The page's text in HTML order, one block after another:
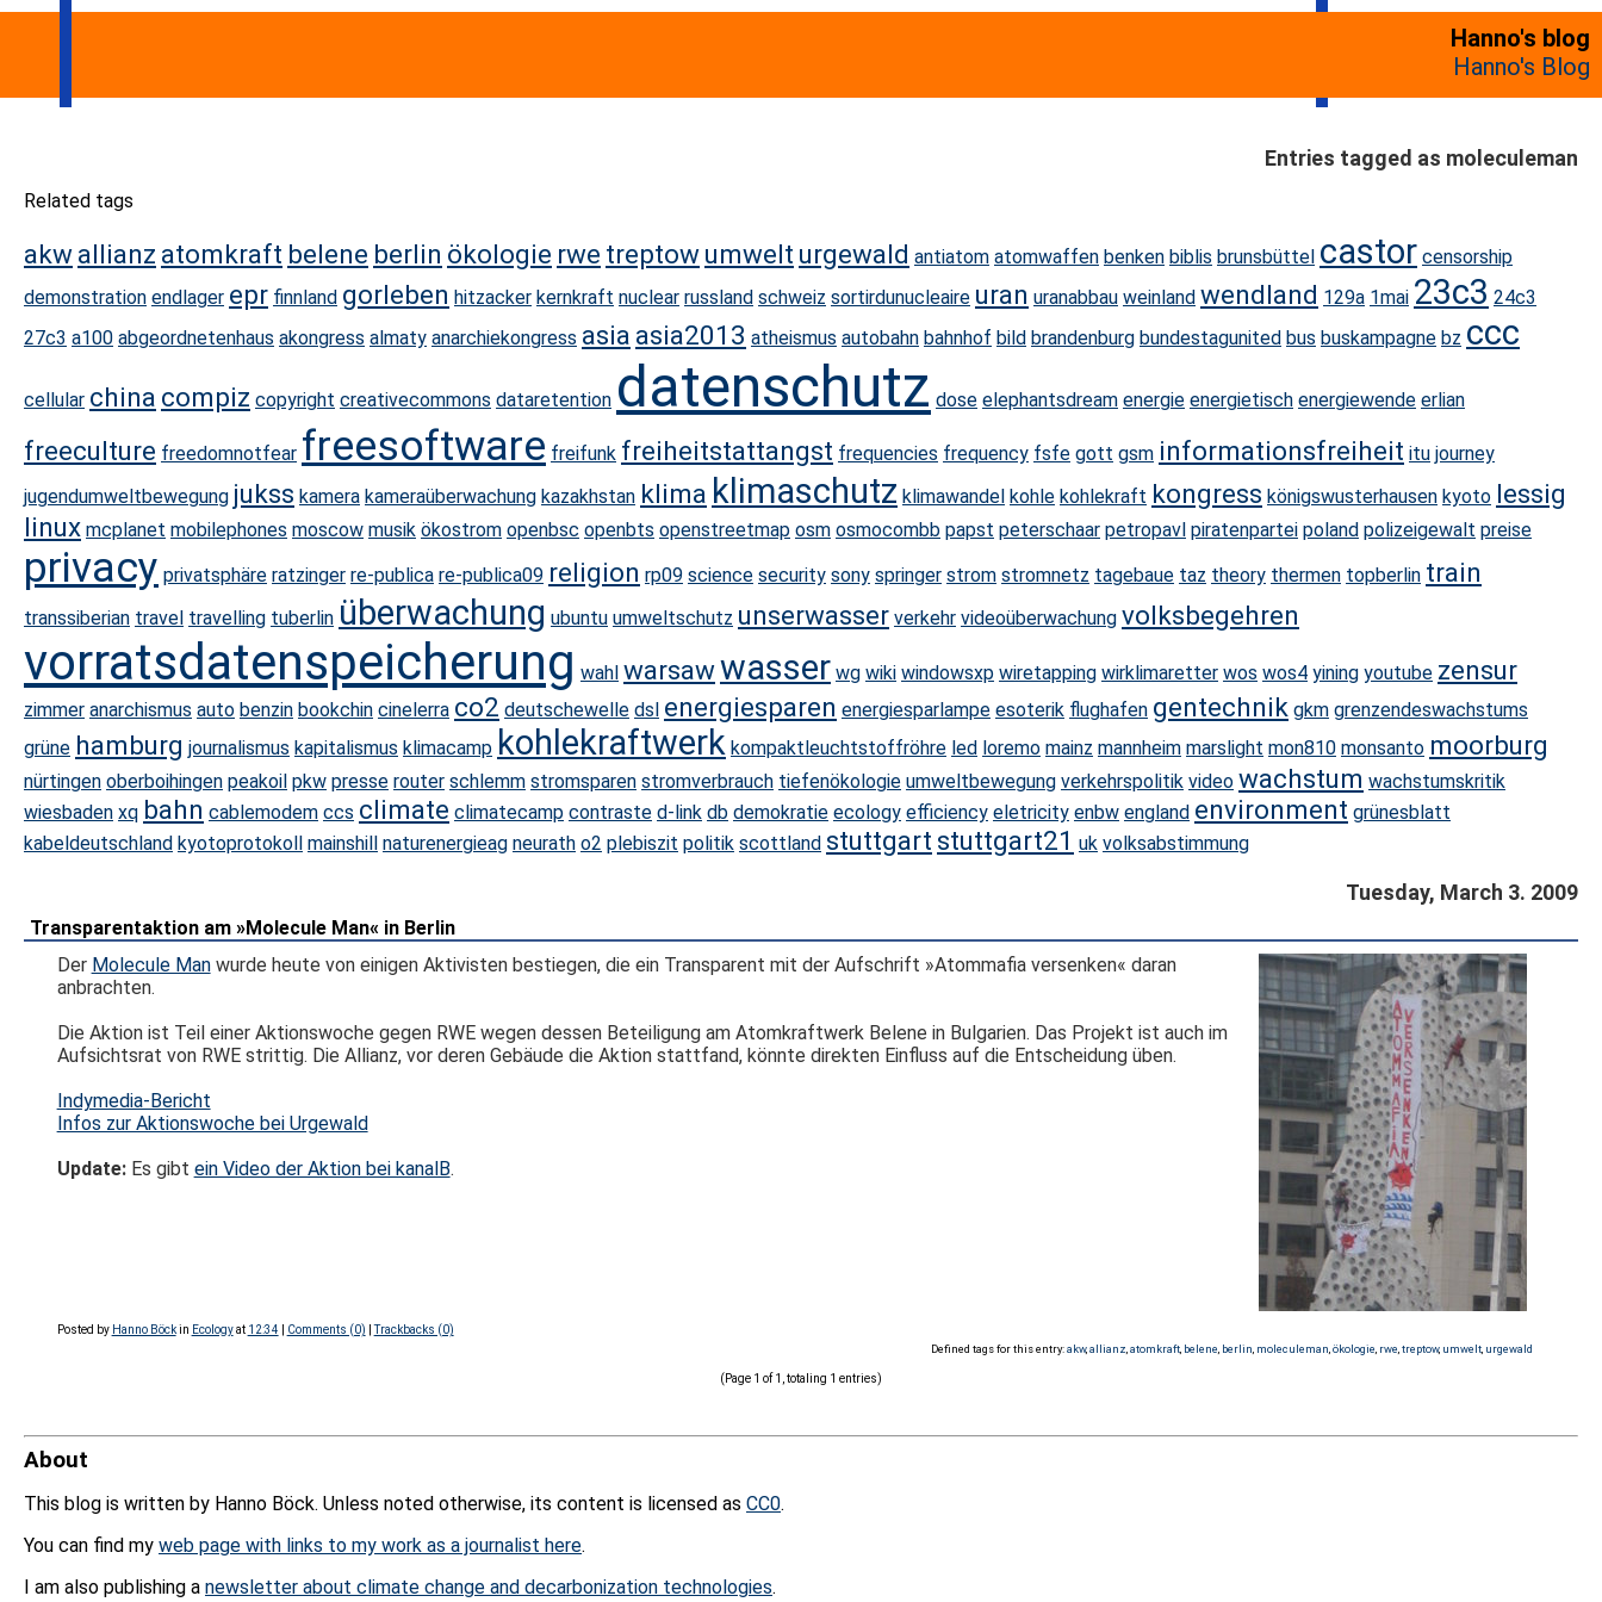
Hanno's blog
Hanno's Blog
Entries tagged as moleculeman
Related tags
akwallianz atomkraft belene berlin ökologie rwe treptowumwelt urgewald antiatom atomwaffen benken biblis brunsbüttel castor censorship
demonstration endlager epr finnland gorleben hitzacker kernkraft nuclear russland schweiz sortirdunucleaire uran uranabbau weinland wendland 129a 1mai 23c3 24c3
27c3 a100 abgeordnetenhaus akongress almaty anarchiekongress asia asia2013 atheismus autobahn bahnhof bild brandenburg bundestagunited bus buskampagne bz ccc
cellular china compiz copyright creativecommons dataretention datenschutz dose elephantsdream energie energietisch energiewende erlian
freeculture freedomnotfear freesoftware freifunk freiheitstattangst frequencies frequency fsfe gott gsm informationsfreiheit itu journey
jugendumweltbewegung jukss kamera kameraüberwachung kazakhstan klima klimaschutz klimawandel kohle kohlekraft kongress königswusterhausen kyoto lessig
linux mcplanet mobilephones moscow musik ökostrom openbsc openbts openstreetmap osm osmocombb papst peterschaar petropavl piratenpartei poland polizeigewalt preise
privacy privatsphäre ratzinger re-publica re-publica09 religion rp09 science security sony springer strom stromnetz tagebaue taz theory thermen topberlin train
transsiberian travel travelling tuberlin überwachung ubuntu umweltschutz unserwasser verkehr videoüberwachung volksbegehren
vorratsdatenspeicherung wahl warsawwasser wg wiki windowsxp wiretapping wirklimaretter wos wos4 yining youtube zensur
zimmer anarchismus auto benzin bookchin cinelerra co2 deutschewelle dsl energiesparen energiesparlampe esoterik flughafen gentechnik gkm grenzendeswachstums
grüne hamburg journalismus kapitalismus klimacamp kohlekraftwerk kompaktleuchtstoffröhre led loremo mainz mannheim marslight mon810 monsanto moorburg
nürtingen oberboihingen peakoil pkw presse router schlemm stromsparen stromverbrauch tiefenökologie umweltbewegung verkehrspolitik video wachstum wachstumskritik
wiesbaden xq bahn cablemodem ccs climate climatecamp contraste d-link db demokratie ecology efficiency eletricity enbw england environment grünesblatt
kabeldeutschland kyotoprotokoll mainshill naturenergieag neurath o2 plebiszit politik scottland stuttgart stuttgart21 uk volksabstimmung
Tuesday, March 3. 2009
Transparentaktion am »Molecule Man« in Berlin
Der Molecule Manwurde heute von einigen Aktivisten bestiegen, die ein Transparent mit der Aufschrift »Atommafia versenken« daran
anbrachten.
Die Aktion ist Teil einer Aktionswoche gegen RWE wegen dessen Beteiligung am Atomkraftwerk Belene in Bulgarien. Das Projekt ist auch im
Aufsichtsrat von RWE strittig. Die Allianz, vor deren Gebäude die Aktion stattfand, könnte direkten Einfluss auf die Entscheidung üben.
Indymedia-Bericht
Infos zur Aktionswoche bei Urgewald
Update:Es gibt ein Video der Aktion bei kanalB.
Posted by Hanno Böckin Ecologyat 12:34 Comments (0) |Trackbacks (0)
Defined tags for this entry:akw,allianz ,atomkraft belene berlin moleculeman ,ökologie rwe ,treptow, umwelt urgewald
(Page 1 of 1, totaling 1 entries)
About
This blog is written by Hanno Böck. Unless noted otherwise, its content is licensed as CC0.
You can find my web page with links to my work as a journalist here.
I am also publishing a newsletter about climate change and decarbonization technologies.